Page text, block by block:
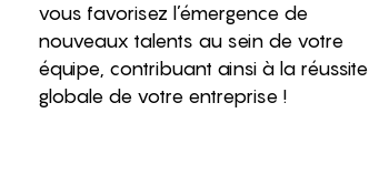
vous favorisez l’émergence de
nouveaux talents au sein de votre
équipe, contribuant ainsi à la réussite
globale de votre entreprise !